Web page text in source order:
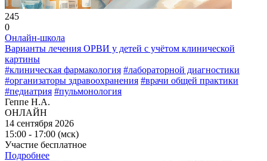
245
0
Онлайн-школа
Варианты лечения ОРВИ у детей с учётом клинической
картины
#клиническая фармакология #лабораторной диагностики
#организаторы здравоохранения #врачи общей практики
#педиатрия #пульмонология
Геппе Н.А.
ОНЛАЙН
14 сентября 2026
15:00 - 17:00 (мск)
Участие бесплатное
Подробнее